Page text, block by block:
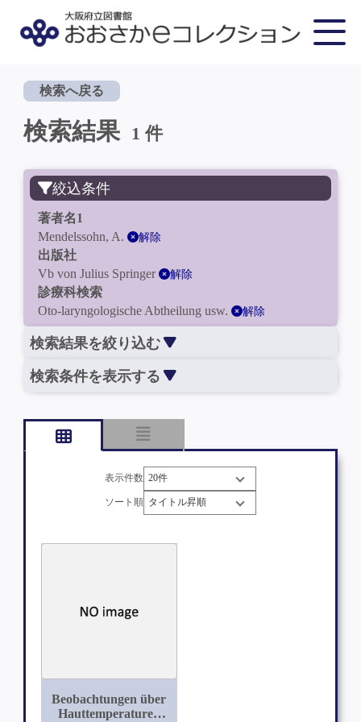
検索へ戻る
検索結果 1 件
絞込条件
著者名1
Mendelssohn, A.
解除
出版社
Vb von Julius Springer
解除
診療科検索
Oto-laryngologische Abtheilung usw.
解除
検索結果を絞り込む
検索条件を表示する
表示件数
ソート順
Beobachtungen über
Hauttemperaturen